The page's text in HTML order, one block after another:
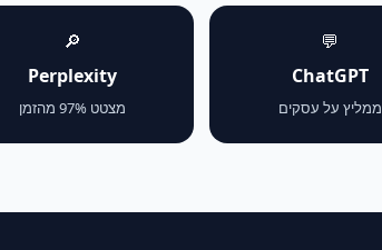
💬
ChatGPT
ממליץ על עסקים
🔎
Perplexity
מצטט 97% מהזמן